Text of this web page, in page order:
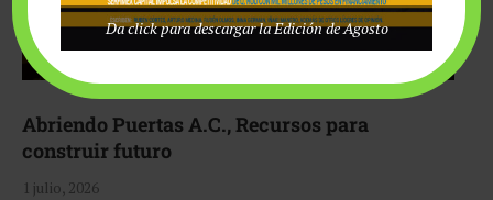
Abriendo Puertas A.C., Recursos para
construir futuro
1 julio, 2026
Da click para descargar la Edición de Agosto